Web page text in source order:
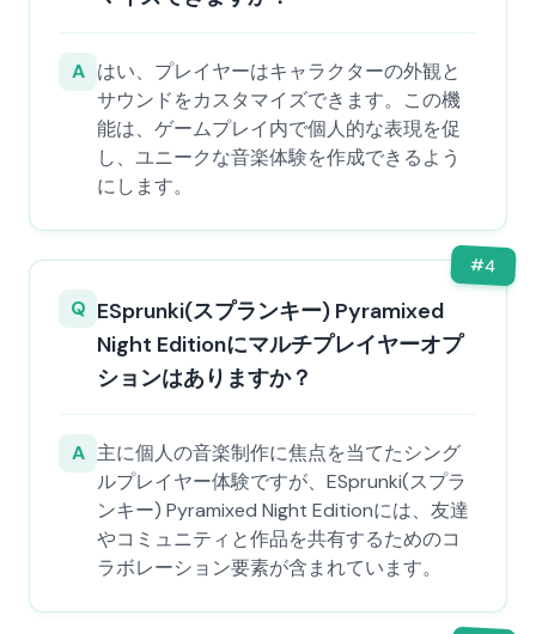
A はい、プレイヤーはキャラクターの外観と
サウンドをカスタマイズできます。この機
能は、ゲームプレイ内で個人的な表現を促
し、ユニークな音楽体験を作成できるよう
にします。
#4
Q ESprunki(スプランキー) Pyramixed
Night Editionにマルチプレイヤーオプ
ションはありますか？
A 主に個人の音楽制作に焦点を当てたシング
ルプレイヤー体験ですが、ESprunki(スプラ
ンキー) Pyramixed Night Editionには、友達
やコミュニティと作品を共有するためのコ
ラボレーション要素が含まれています。